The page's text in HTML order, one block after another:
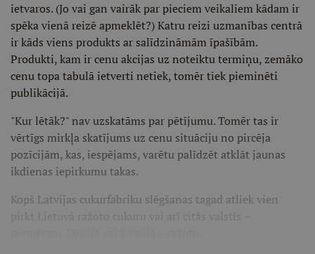
ietvaros. (Jo vai gan vairāk par pieciem veikaliem kādam ir
spēka vienā reizē apmeklēt?) Katru reizi uzmanības centrā
ir kāds viens produkts ar salīdzināmām īpašībām.
Produkti, kam ir cenu akcijas uz noteiktu termiņu, zemāko
cenu topa tabulā ietverti netiek, tomēr tiek pieminēti
publikācijā.
"Kur lētāk?" nav uzskatāms par pētījumu. Tomēr tas ir
vērtīgs mirkļa skatījums uz cenu situāciju no pircēja
pozīcijām, kas, iespējams, varētu palīdzēt atklāt jaunas
ikdienas iepirkumu takas.
Kopš Latvijas cukurfabriku slēgšanas tagad atliek vien
pirkt Lietuvā ražoto cukuru vai arī citās valstīs –